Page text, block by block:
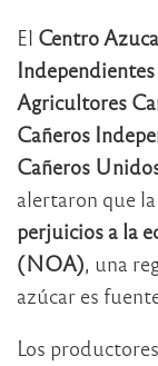
El Centro
Agricultores
Cañeros
Cañeros
alertaron que
perjuicios a la
(NOA), una
azúcar es
Los